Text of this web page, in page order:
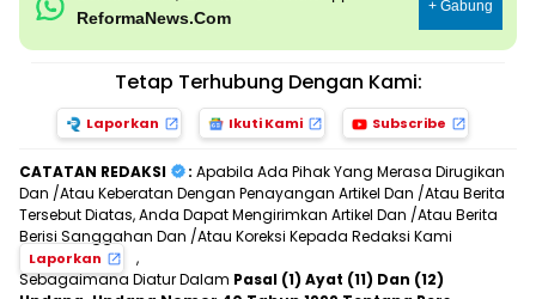
ReformaNews.Com
+ Gabung
Tetap Terhubung Dengan Kami:
Laporkan Ikuti Kami Subscribe
CATATAN REDAKSI : Apabila Ada Pihak Yang Merasa Dirugikan
Dan /Atau Keberatan Dengan Penayangan Artikel Dan /Atau Berita
Tersebut Diatas, Anda Dapat Mengirimkan Artikel Dan /Atau Berita
Berisi Sanggahan Dan /Atau Koreksi Kepada Redaksi Kami
Laporkan
,
Sebagaimana Diatur Dalam Pasal (1) Ayat (11) Dan (12)